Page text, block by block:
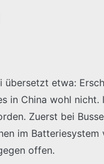
übersetzt etwa:
in China wohl
Zuerst bei
im
offen.